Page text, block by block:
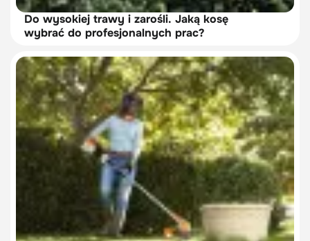
Do wysokiej trawy i zarośli. Jaką kosę
wybrać do profesjonalnych prac?